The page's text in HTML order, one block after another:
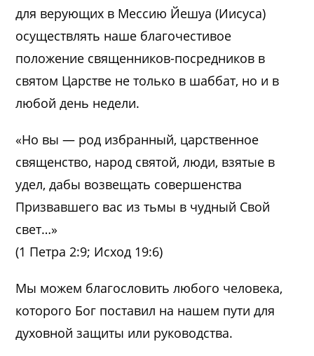
для верующих в Мессию Йешуа (Иисуса)
осуществлять наше благочестивое
положение священников-посредников в
святом Царстве не только в шаббат, но и в
любой день недели.
«Но вы — род избранный, царственное
священство, народ святой, люди, взятые в
удел, дабы возвещать совершенства
Призвавшего вас из тьмы в чудный Свой
свет…»
(1 Петра 2:9; Исход 19:6)
Мы можем благословить любого человека,
которого Бог поставил на нашем пути для
духовной защиты или руководства.